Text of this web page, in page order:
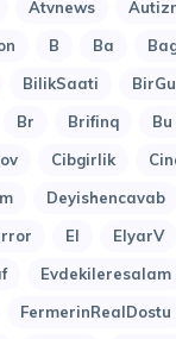
Atvnews
B Ba
BilikSaati
Br Brifinq Bu
Cibgirlik
Deyishencavab
El ElyarV
Evdekileresalam
FermerinRealDostu